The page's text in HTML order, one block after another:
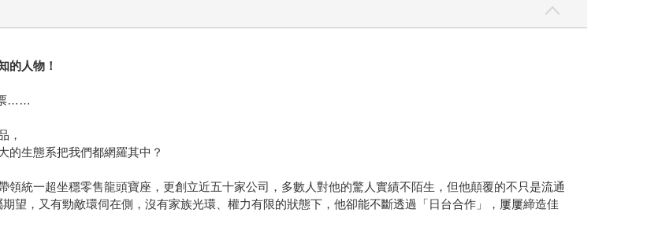
的人物！
票……
，
的生態系把我們都網羅其中？
統一超坐穩零售龍頭寶座，更創立近五十家公司，多數人對他的驚人實績不陌生，但他顛覆的不只是流通
望，又有勁敵環伺在側，沒有家族光環、權力有限的狀態下，他卻能不斷透過「日台合作」，屢屢締造佳